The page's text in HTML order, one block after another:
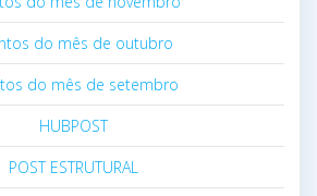
do mês de outubro
do mês de setembro
HUBPOST
POST ESTRUTURAL